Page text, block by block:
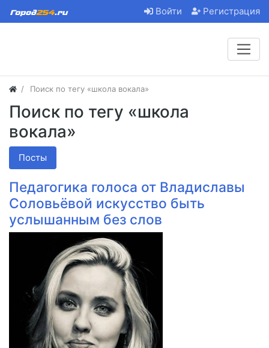
Войти Регистрация
Поиск по тегу «школа вокала»
Поиск по тегу «школа
вокала»
Посты
Педагогика голоса от Владиславы
Соловьёвой искусство быть
услышанным без слов